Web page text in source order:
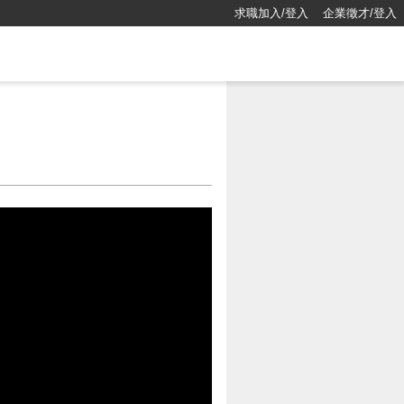
求職加入/登入 企業徵才/登入